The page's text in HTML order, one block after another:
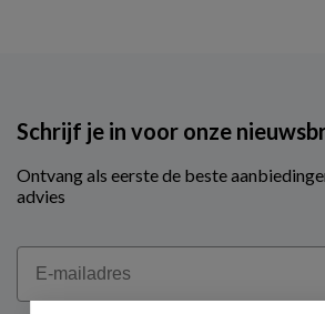
Schrijf je in voor onze
Ontvang als eerste de beste
advies
Email